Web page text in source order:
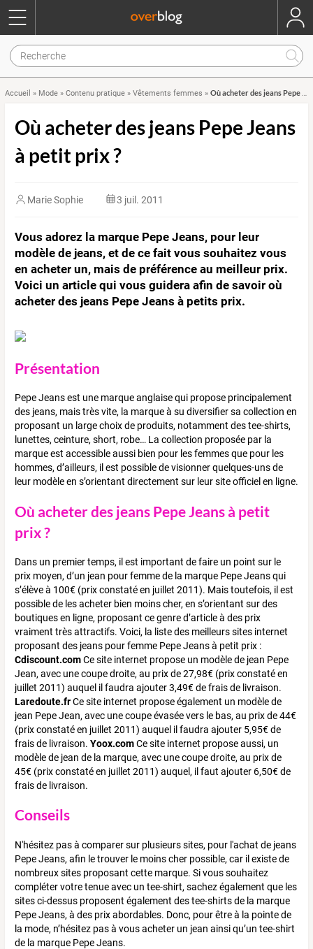
Accueil » Mode » Contenu pratique » Vêtements femmes » Où acheter des jeans Pepe Jeans à petit prix ?
Où acheter des jeans Pepe Jeans
à petit prix ?
Marie Sophie 3 juil. 2011
Vous adorez la marque Pepe Jeans, pour leur
modèle de jeans, et de ce fait vous souhaitez vous
en acheter un, mais de préférence au meilleur prix.
Voici un article qui vous guidera afin de savoir où
acheter des jeans Pepe Jeans à petits prix.
Présentation
Pepe Jeans est une marque anglaise qui propose principalement
des jeans, mais très vite, la marque à su diversifier sa collection en
proposant un large choix de produits, notamment des tee-shirts,
lunettes, ceinture, short, robe… La collection proposée par la
marque est accessible aussi bien pour les femmes que pour les
hommes, d’ailleurs, il est possible de visionner quelques-uns de
leur modèle en s’orientant directement sur leur site officiel en ligne.
Où acheter des jeans Pepe Jeans à petit
prix ?
Dans un premier temps, il est important de faire un point sur le
prix moyen, d’un jean pour femme de la marque Pepe Jeans qui
s’élève à 100€ (prix constaté en juillet 2011). Mais toutefois, il est
possible de les acheter bien moins cher, en s’orientant sur des
boutiques en ligne, proposant ce genre d’article à des prix
vraiment très attractifs. Voici, la liste des meilleurs sites internet
proposant des jeans pour femme Pepe Jeans à petit prix :
Cdiscount.comCe site internet propose un modèle de jean Pepe
Jean, avec une coupe droite, au prix de 27,98€ (prix constaté en
juillet 2011) auquel il faudra ajouter 3,49€ de frais de livraison.
Laredoute.frCe site internet propose également un modèle de
jean Pepe Jean, avec une coupe évasée vers le bas, au prix de 44€
(prix constaté en juillet 2011) auquel il faudra ajouter 5,95€ de
frais de livraison. Yoox.comCe site internet propose aussi, un
modèle de jean de la marque, avec une coupe droite, au prix de
45€ (prix constaté en juillet 2011) auquel, il faut ajouter 6,50€ de
frais de livraison.
Conseils
N'hésitez pas à comparer sur plusieurs sites, pour l'achat de jeans
Pepe Jeans, afin le trouver le moins cher possible, car il existe de
nombreux sites proposant cette marque. Si vous souhaitez
compléter votre tenue avec un tee-shirt, sachez également que les
sites ci-dessus proposent également des tee-shirts de la marque
Pepe Jeans, à des prix abordables. Donc, pour être à la pointe de
la mode, n’hésitez pas à vous acheter un jean ainsi qu’un tee-shirt
de la marque Pepe Jeans.